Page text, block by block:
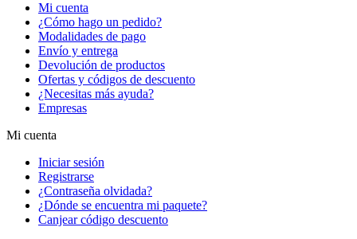
Mi cuenta
¿Cómo hago un pedido?
Modalidades de pago
Envío y entrega
Devolución de productos
Ofertas y códigos de descuento
¿Necesitas más ayuda?
Empresas
Mi cuenta
Iniciar sesión
Registrarse
¿Contraseña olvidada?
¿Dónde se encuentra mi paquete?
Canjear código descuento